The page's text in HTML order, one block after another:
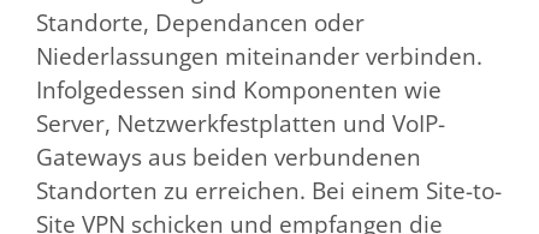
Standorte, Dependancen oder
Niederlassungen miteinander verbinden.
Infolgedessen sind Komponenten wie
Server, Netzwerkfestplatten und VoIP-
Gateways aus beiden verbundenen
Standorten zu erreichen. Bei einem Site-to-
Site VPN schicken und empfangen die